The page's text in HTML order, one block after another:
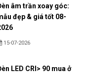
âm trần xoay góc:
đẹp & giá tốt 08-
15-07-2026
LED CRI> 90 mua ở